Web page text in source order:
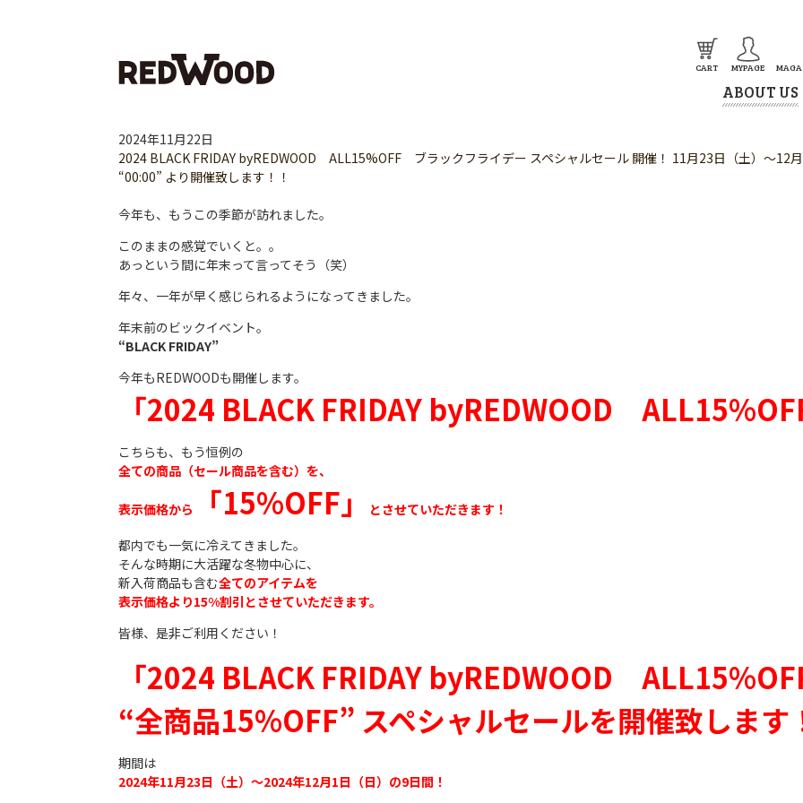
CART MYPAGE
ABOUT US
2024年11月22日
2024 BLACK FRIDAY byREDWOOD ALL15%OFF ブラックフライデー スペシャルセール 開催！ 11月23日（土）〜12
“00:00” より開催致します！！
今年も、もうこの季節が訪れました。
このままの感覚でいくと。。
あっという間に年末って言ってそう（笑）
年々、一年が早く感じられるようになってきました。
年末前のビックイベント。
“BLACK FRIDAY”
今年もREDWOODも開催します。
「2024 BLACK FRIDAY byREDWOOD
こちらも、もう恒例の
全ての商品（セール商品を含む）を、
表示価格から 「15%OFF」
とさせていただきます！
都内でも一気に冷えてきました。
そんな時期に大活躍な冬物中心に、
新入荷商品も含む全てのアイテムを
表示価格より15%割引とさせていただきます。
皆様、是非ご利用ください！
「2024 BLACK FRIDAY byREDWOOD
“全商品15%OFF” スペシャルセールを開催致します
期間は
2024年11月23日（土）〜2024年12月1日（日）の9日間！